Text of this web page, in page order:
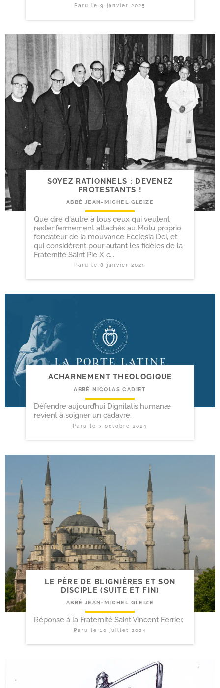
Paru le9 janvier 2025
SOYEZ RATIONNELS : DEVENEZ
PROTESTANTS !
ABBÉ JEAN-MICHEL GLEIZE
Que dire d'autre à tous ceux qui veulent
rester fermement attachés au Motu proprio
fondateur de la mouvance Ecclesia Dei, et
qui considèrent pour autant les fidèles de la
Fraternité Saint Pie X c...
Paru le8 janvier 2025
ACHARNEMENT THÉOLOGIQUE
ABBÉ NICOLAS CADIET
Défendre aujourd’hui Dignitatis humanæ
revient à soigner un cadavre.
Paru le 3 octobre 2024
LE PÈRE DE BLIGNIÈRES ET SON
DISCIPLE (SUITE ET FIN)
ABBÉ JEAN-MICHEL GLEIZE
Réponse à la Fraternité Saint Vincent Ferrier.
Paru le 10 juillet 2024